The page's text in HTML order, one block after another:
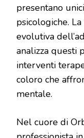
presentano
psicologiche.
evolutiva
analizza questi
interventi
coloro che
mentale.
Nel cuore di